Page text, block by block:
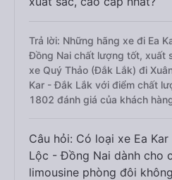
Trả lời: Những hãng xe đi Ea
Đồng Nai chất lượng tốt, xuất
xe Quý Thảo (Đắk Lắk) đi
Kar - Đắk Lắk với điểm chất
1802 đánh giá của khách
Câu hỏi: Có loại xe Ea
Lộc - Đồng Nai dành cho
limousine phòng đôi